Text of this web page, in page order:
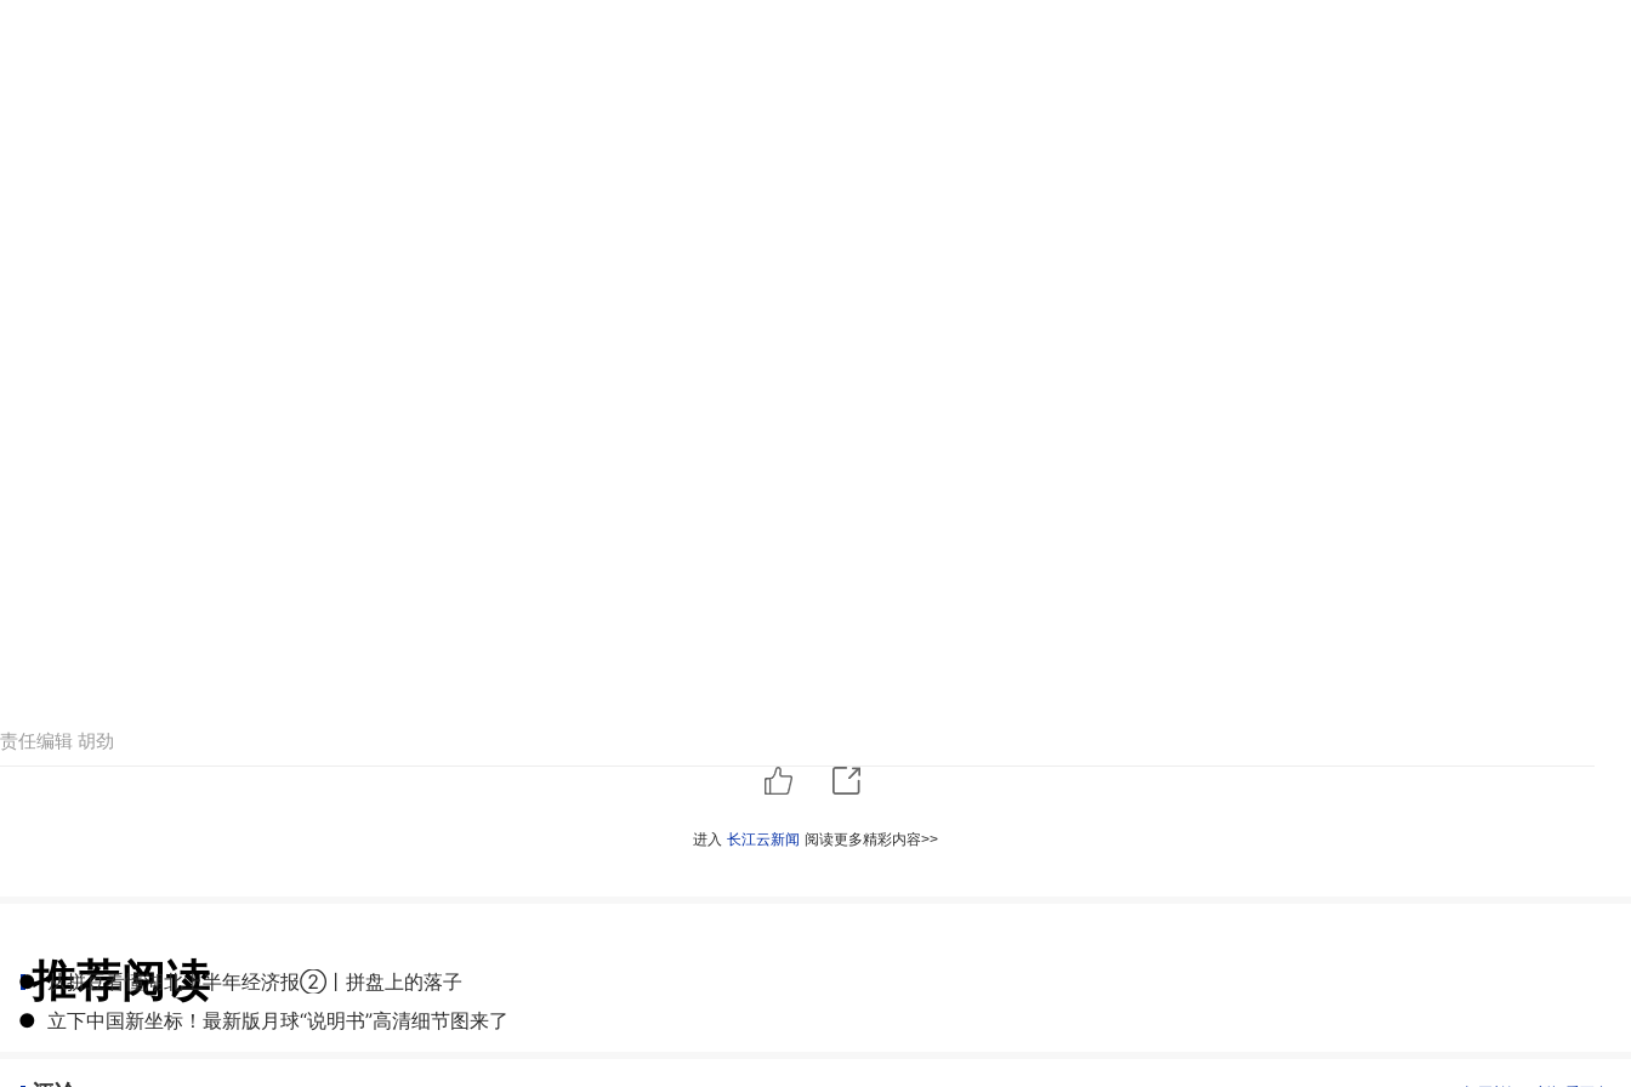
责任编辑 胡劲
进入 长江云新闻 阅读更多精彩内容>>
推荐阅读
● 从拼豆看懂湖北上半年经济报②丨拼盘上的落子
● 立下中国新坐标！最新版月球“说明书”高清细节图来了